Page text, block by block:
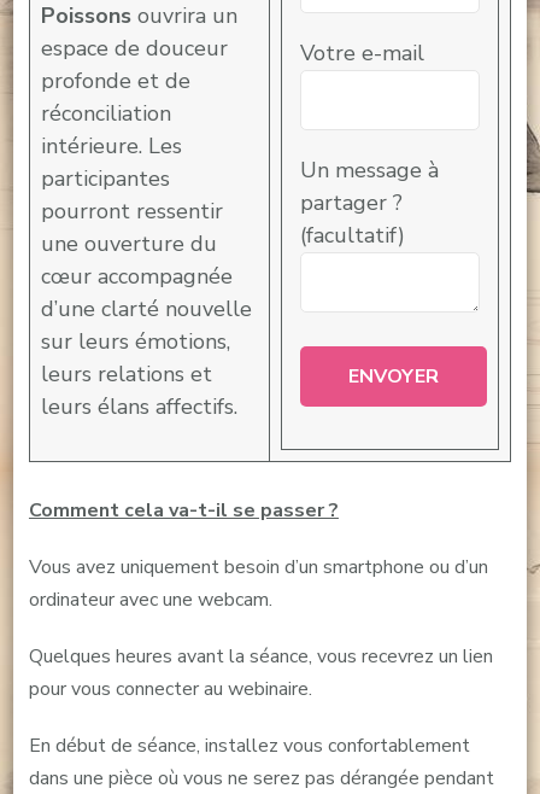
Poissonsouvrira un
espace de douceur
profonde et de
réconciliation
intérieure. Les
participantes
pourront ressentir
une ouverture du
cœur accompagnée
d’une clarté nouvelle
sur leurs émotions,
leurs relations et
leurs élans affectifs.
Votre e-mail
Un message à
partager ?
(facultatif)
Comment cela va-t-il se passer ?
Vous avez uniquement besoin d’un smartphone ou d’un
ordinateur avec une webcam.
Quelques heures avant la séance, vous recevrez un lien
pour vous connecter au webinaire.
En début de séance, installez vous confortablement
dans une pièce où vous ne serez pas dérangée pendant